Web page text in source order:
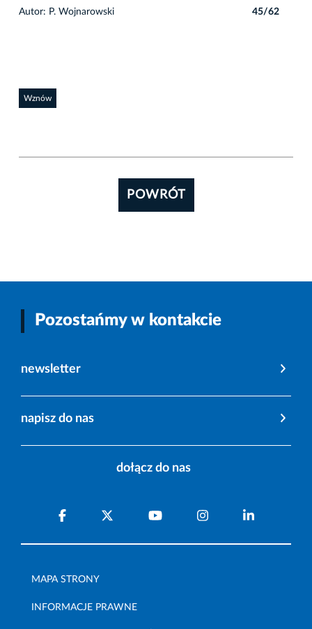
Autor: P. Wojnarowski 45/62
Wznów
POWRÓT
Pozostańmy w kontakcie
newsletter
napisz do nas
dołącz do nas
MAPA STRONY
INFORMACJE PRAWNE